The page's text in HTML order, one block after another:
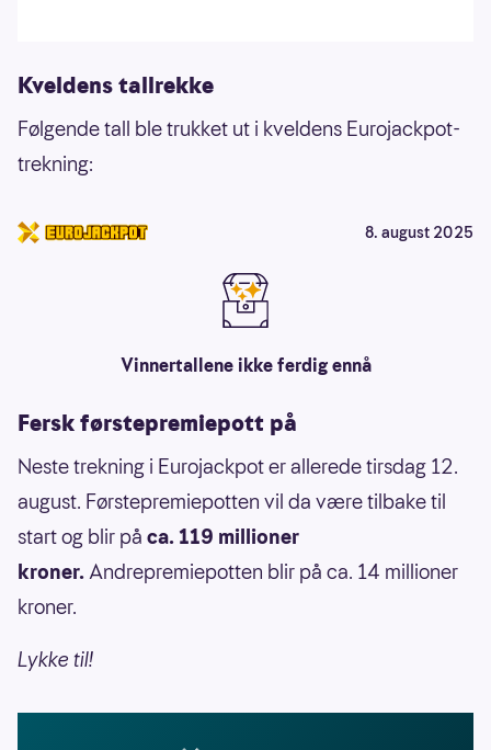
Kveldens tallrekke
Følgende tall ble trukket ut i kveldens Eurojackpot-
trekning:
8. august 2025
Vinnertallene ikke ferdig ennå
Fersk førstepremiepott på
Neste trekning i Eurojackpot er allerede tirsdag 12.
august. Førstepremiepotten vil da være tilbake til
start og blir på ca. 119 millioner
kroner.Andrepremiepotten blir på ca. 14 millioner
kroner.
Lykke til!